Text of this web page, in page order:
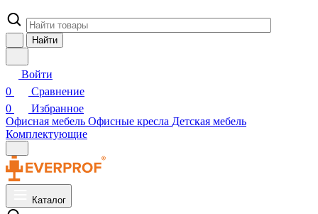
Найти
Войти
0
Сравнение
0
Избранное
Офисная мебель Офисные кресла Детская мебель
Комплектующие
Каталог